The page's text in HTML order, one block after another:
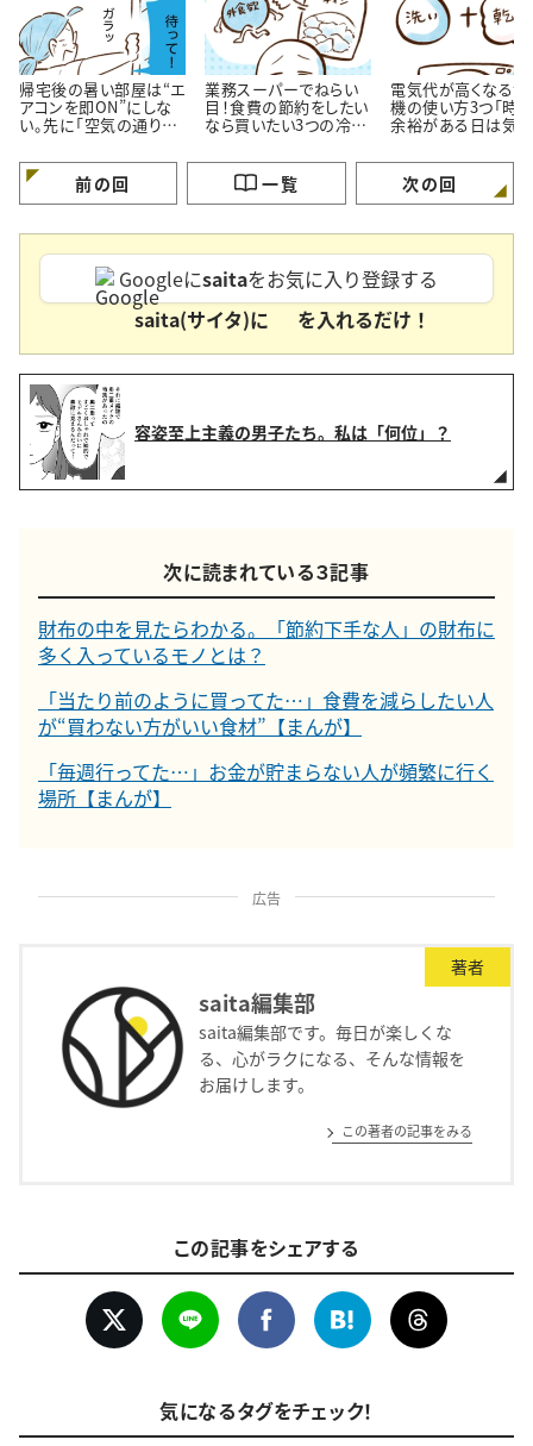
帰宅後の暑い部屋は“エ
アコンを即ON”にしな
い。先に「空気の通り
業務スーパーでねらい
目！食費の節約をしたい
なら買いたい3つの冷凍
電気代が高くなる
機の使い方3つ「時
余裕がある日は気
前の回 一覧 次の回
Googleにsaitaをお気に入り登録する
saita(サイタ)に
を入れるだけ！
容姿至上主義の男子たち。私は「何位」？
次に読まれている３記事
財布の中を見たらわかる。「節約下手な人」の財布に
多く入っているモノとは？
「当たり前のように買ってた…」食費を減らしたい人
が“買わない方がいい食材”【まんが】
「毎週行ってた…」お金が貯まらない人が頻繁に行く
場所【まんが】
広告
著者
saita編集部
saita編集部です。毎日が楽しくな
る、心がラクになる、そんな情報を
お届けします。
この著者の記事をみる
この記事をシェアする
気になるタグをチェック！